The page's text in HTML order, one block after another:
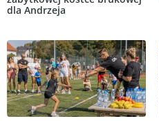
dla Andrzeja